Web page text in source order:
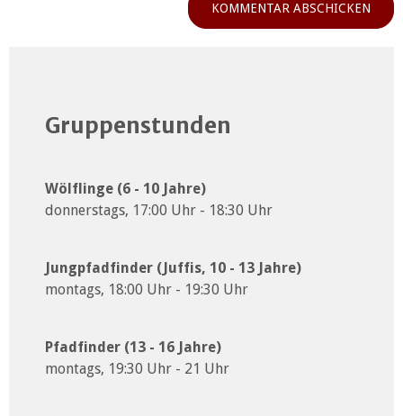
Gruppenstunden
Wölflinge (6 - 10 Jahre)
donnerstags, 17:00 Uhr - 18:30 Uhr
Jungpfadfinder (Juffis, 10 - 13 Jahre)
montags, 18:00 Uhr - 19:30 Uhr
Pfadfinder (13 - 16 Jahre)
montags, 19:30 Uhr - 21 Uhr